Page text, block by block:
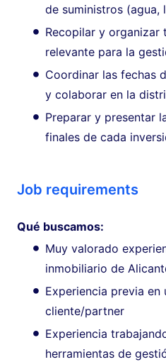
de suministros (agua,
Recopilar y organizar
relevante para la
Coordinar las fechas
y colaborar en la
Preparar y presentar
finales de cada
Job requirements
Qué buscamos:
Muy valorado
inmobiliario de
Experiencia previa en
cliente/partner
Experiencia
herramientas de